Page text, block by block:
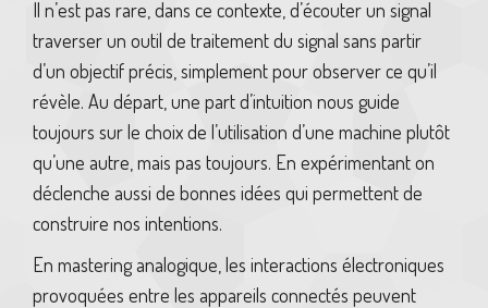
Il n’est pas rare, dans ce contexte, d’écouter un signal
traverser un outil de traitement du signal sans partir
d’un objectif précis, simplement pour observer ce qu’il
révèle. Au départ, une part d’intuition nous guide
toujours sur le choix de l’utilisation d’une machine plutôt
qu’une autre, mais pas toujours. En expérimentant on
déclenche aussi de bonnes idées qui permettent de
construire nos intentions.
En mastering analogique, les interactions électroniques
provoquées entre les appareils connectés peuvent